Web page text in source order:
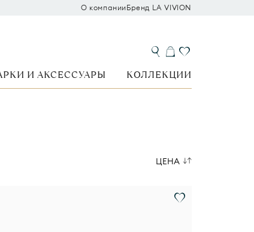
О компанииБренд LA VIVION
И АКСЕССУАРЫ КОЛЛЕКЦИИ
ЦЕНА